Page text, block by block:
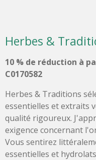
Herbes &
10 % de réduction à
C0170582
Herbes & Traditions
essentielles et extraits
qualité rigoureux.
exigence concernant
Vous sentirez
essentielles et